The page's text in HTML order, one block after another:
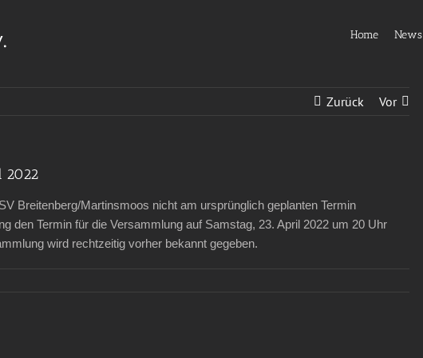
Home News
Zurück Vor
2022
Breitenberg/Martinsmoos nicht am ursprünglich geplanten Termin
den Termin für die Versammlung auf Samstag, 23. April 2022 um 20 Uhr
wird rechtzeitig vorher bekannt gegeben.